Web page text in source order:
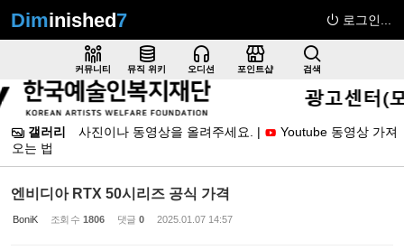
Diminished7 로그인...
커뮤니티 뮤직 위키 오디션 포인트샵 검색
갤러리 사진이나 동영상을 올려주세요. |
Youtube 동영상 가져
오는 법
엔비디아 RTX 50시리즈 공식 가격
BoniK 조회 수 1806 댓글 0 2025.01.07 14:57
Sketchbook5, 스케치북5
Sketchbook5, 스케치북5